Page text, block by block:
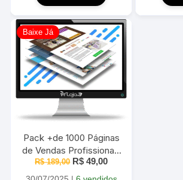
Baixe Já
Pack +de 1000 Páginas
de Vendas Profissionais
Editáveis com Elementor
2025
R$189,00 O
R$ 49,00O